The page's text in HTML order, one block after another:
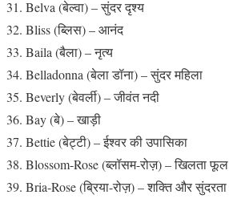
Belva (बेल्वा) – सुंदर दृश्य
Bliss (ब्लिस) – आनंद
Baila (बैला) – नृत्य
Belladonna (बेला डॉना) – सुंदर महिला
Beverly (बेवर्ली) – जीवंत नदी
Bay (बे) – खाड़ी
Bettie (बेट्टी) – ईश्वर की उपासिका
Blossom-Rose (ब्लॉसम-रोज़) – खिलता फूल
Bria-Rose (ब्रिया-रोज़) – शक्ति और सुंदरता